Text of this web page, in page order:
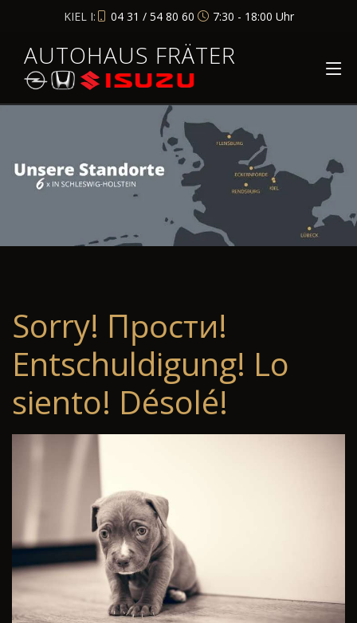
KIEL I: 04 31 / 54 80 60 7:30 - 18:00 Uhr
AUTOHAUS FRÄTER
Sorry! Прости!
Entschuldigung! Lo
siento! Désolé!